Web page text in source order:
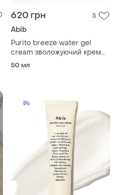
620 грн 5
Abib
Purito breeze water gel
cream зволожуючий крем
гель для роздратованої
50 мл